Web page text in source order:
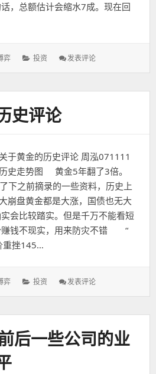
，总额估计会缩水7成。现在回
弈
分
投资 发表评论: 看
话：
给
我
的
信
心
史评论
黄金的历史评论 周泓071111
史走势图 黄金5年翻了3倍。
下之前摘录的一些资料，历史上
崩盘黄金都是大涨，国债也无大
会比较踏实。但是千万不能看短
赚钱不现实，用来防灾不错 “
重挫145…
弈
分
投资 发表评论: 关
金
历
史
后一些公司的业